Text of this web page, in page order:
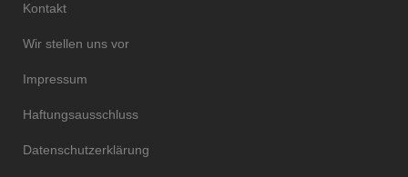
Kontakt
Wir stellen uns vor
Impressum
Haftungsausschluss
Datenschutzerklärung